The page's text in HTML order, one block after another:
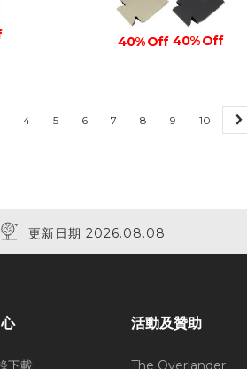
40% Off 40% Off
4 5 6 7 8 9 10
更新日期 2026.08.08
下載
活動及贊助
The Overlander